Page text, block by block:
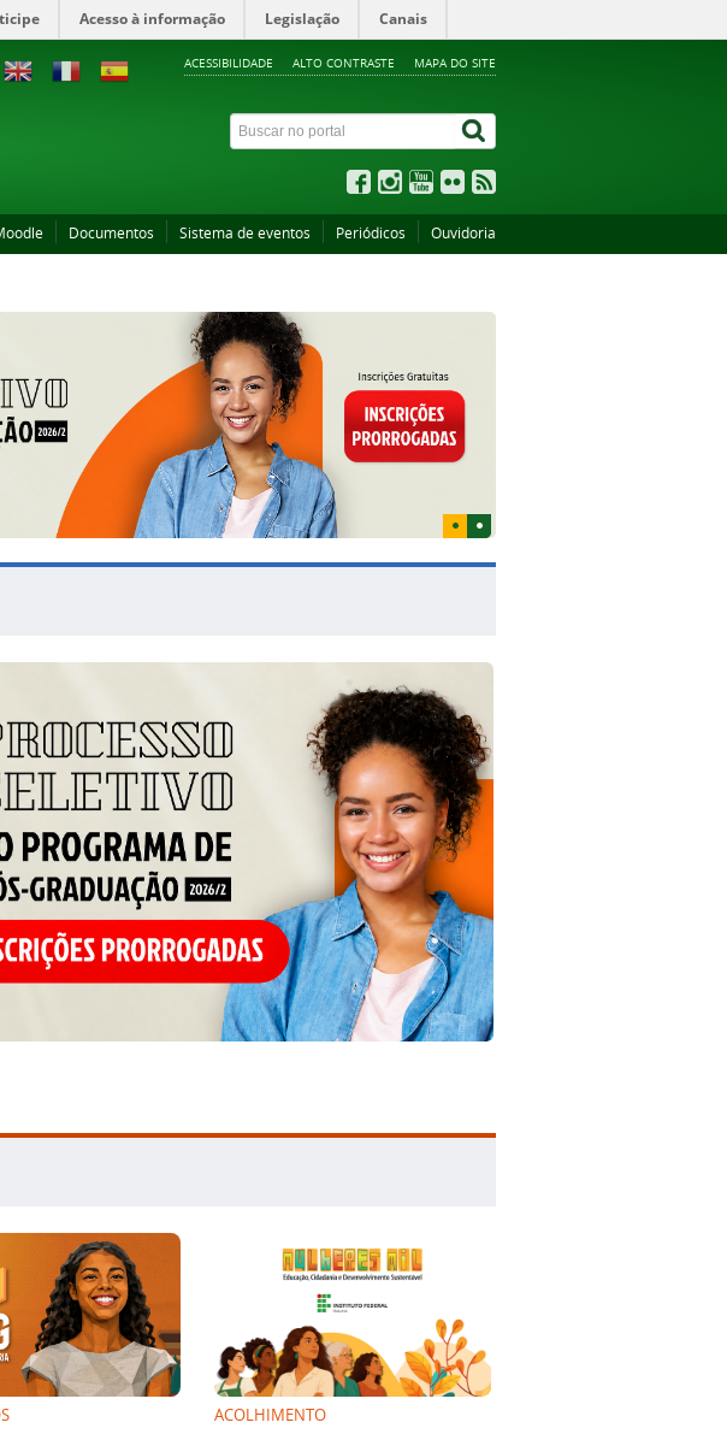
Acesso à informação Legislação Canais
ACESSIBILIDADE ALTO CONTRASTE MAPA DO SITE
Documentos Sistema de eventos Periódicos Ouvidoria
ACOLHIMENTO